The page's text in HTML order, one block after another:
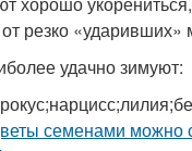
резко «ударивших»
удачно зимуют: